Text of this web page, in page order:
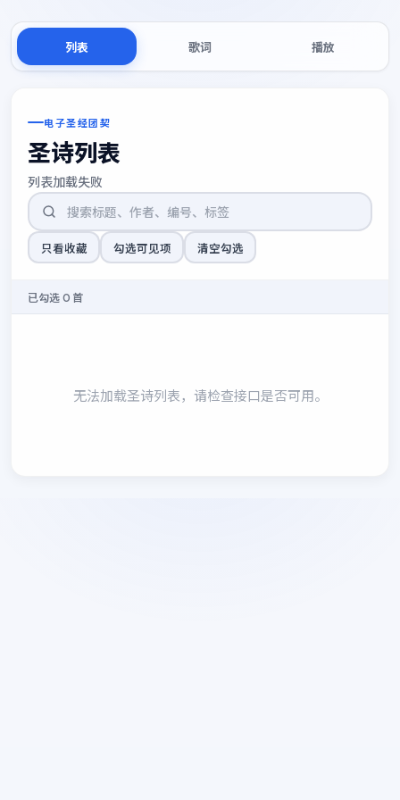
列表 歌词 播放
电子圣经团契
圣诗列表
列表加载失败
只看收藏 勾选可见项 清空勾选
已勾选 0 首
无法加载圣诗列表，请检查接口是否可用。